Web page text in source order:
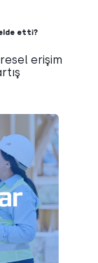
elde etti?
erişim